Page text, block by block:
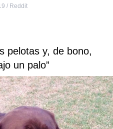
/ Reddit
pelotas y, de bono,
un palo”